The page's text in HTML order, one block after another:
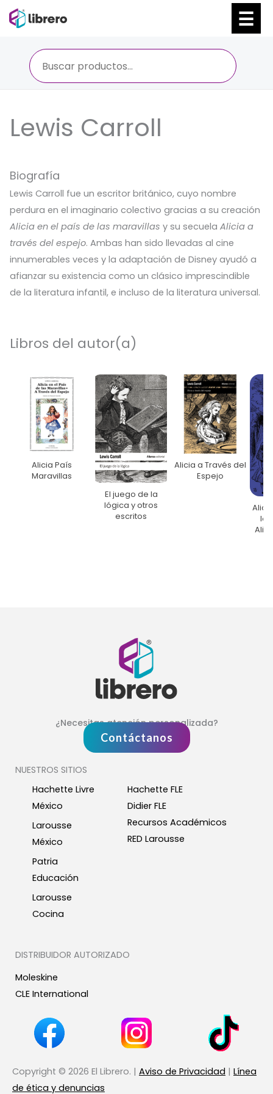
Lewis Carroll
Biografía
Lewis Carroll fue un escritor británico, cuyo nombre
perdura en el imaginario colectivo gracias a su creación
Alicia en el país de las maravillas y su secuela Alicia a
través del espejo. Ambas han sido llevadas al cine
innumerables veces y la adaptación de Disney ayudó a
afianzar su existencia como un clásico imprescindible
de la literatura infantil, e incluso de la literatura universal.
Libros del autor(a)
Alicia País
Maravillas
El juego de la
lógica y otros
escritos
Alicia a Través del
Espejo
¿Necesitas atención personalizada?
Contáctanos
NUESTROS SITIOS
Hachette Livre
México
Larousse
México
Patria
Educación
Larousse
Cocina
Hachette FLE
Didier FLE
Recursos Académicos
RED Larousse
DISTRIBUIDOR AUTORIZADO
Moleskine
CLE International
Copyright © 2026 El Librero. | Aviso de Privacidad | Línea
de ética y denuncias